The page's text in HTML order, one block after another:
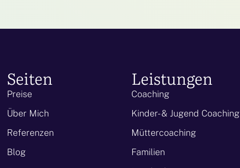
Seiten
Preise
Über Mich
Referenzen
Blog
Leistungen
Coaching
Kinder- & Jugend Coaching
Müttercoaching
Familien